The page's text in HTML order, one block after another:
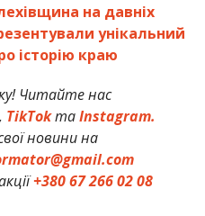
на давніх
унікальний
історію краю
Читайте нас
TikTokтаInstagram.
новини на
+380 67 266 02 08